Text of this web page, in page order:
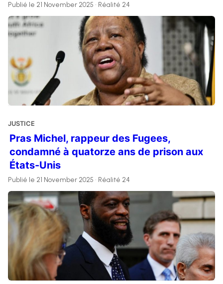
Publié le 21 November 2025 • Réalité 24
JUSTICE
Pras Michel, rappeur des Fugees,
condamné à quatorze ans de prison aux
États-Unis
Publié le 21 November 2025 • Réalité 24